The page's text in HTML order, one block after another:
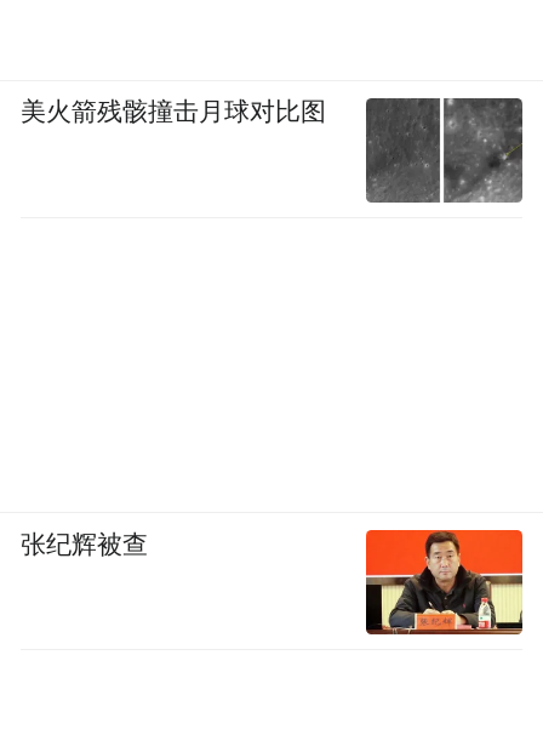
美火箭残骸撞击月球对比图
张纪辉被查